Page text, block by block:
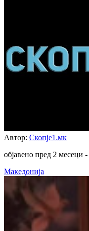
Автор: Скопје1.мк
објавено пред 2 месеци -
Македонија